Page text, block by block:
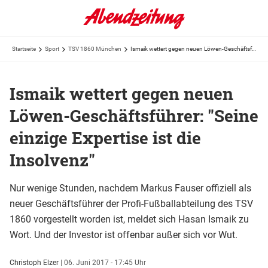
Startseite Sport TSV 1860 München Ismaik wettert gegen neuen Löwen-Geschäftsführer: "Seine einzige Expertise ist die Insolvenz"
Ismaik wettert gegen neuen
Löwen-Geschäftsführer: "Seine
einzige Expertise ist die
Insolvenz"
Nur wenige Stunden, nachdem Markus Fauser offiziell als
neuer Geschäftsführer der Profi-Fußballabteilung des TSV
1860 vorgestellt worden ist, meldet sich Hasan Ismaik zu
Wort. Und der Investor ist offenbar außer sich vor Wut.
Christoph Elzer | 06. Juni 2017 - 17:45 Uhr